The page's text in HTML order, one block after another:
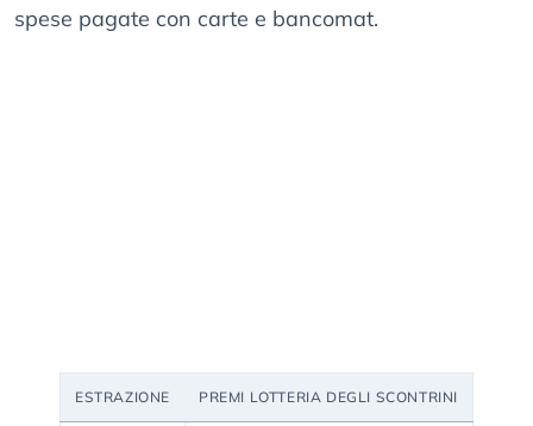
spese pagate con carte e bancomat.
ESTRAZIONE PREMI LOTTERIA DEGLI SCONTRINI